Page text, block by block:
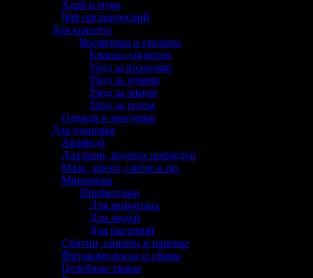
Хлеб и мука
Чай органический
Для красоты
Косметика и гигиена
Краска для волос
Уход за волосами
Уход за зубами
Уход за лицом
Уход за телом
Одежда и экосумки
Для здоровья
Аюрведа
Для бани, водных процедур
Мази, маски, свечи и пр.
Минералы
Пробиотики
Для животных
Для людей
Для растений
Сбитни, сиропы и варенье
Фитокомплексы и сборы
Целебные травы